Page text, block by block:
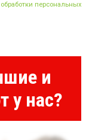
персональных
и
у нас?